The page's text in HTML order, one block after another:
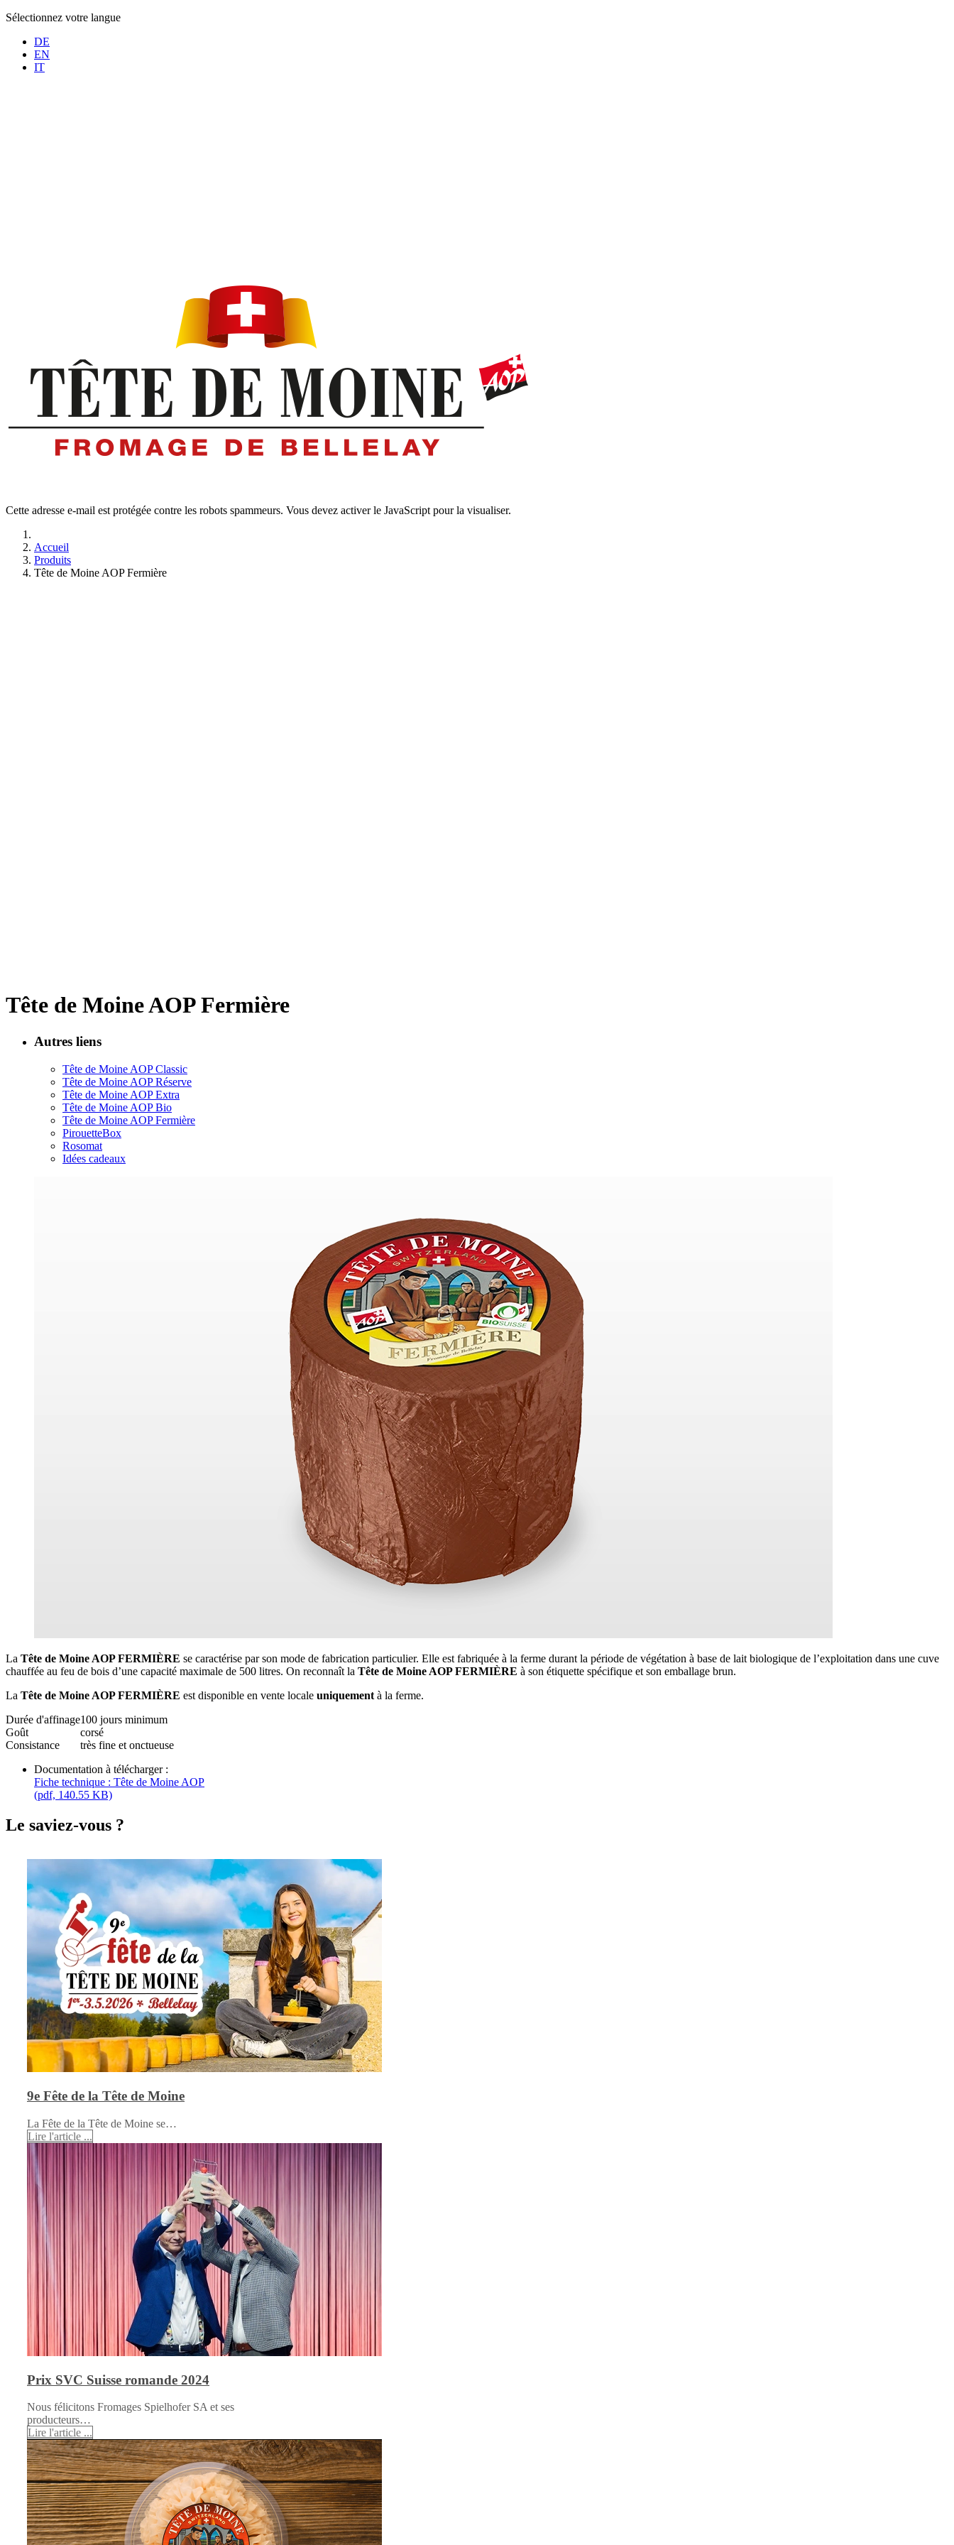
Sélectionnez votre langue
DE
EN
IT
Cette adresse e-mail est protégée contre les robots spammeurs. Vous devez activer le JavaScript pour la visualiser.
Accueil
Produits
Tête de Moine AOP Fermière
Tête de Moine AOP Fermière
Autres liens
Tête de Moine AOP Classic
Tête de Moine AOP Réserve
Tête de Moine AOP Extra
Tête de Moine AOP Bio
Tête de Moine AOP Fermière
PirouetteBox
Rosomat
Idées cadeaux
La Tête de Moine AOP FERMIÈRE se caractérise par son mode de fabrication particulier. Elle est fabriquée à la ferme durant la période de végétation à base de lait biologique de l’exploitation dans une cuve
chauffée au feu de bois d’une capacité maximale de 500 litres. On reconnaît la Tête de Moine AOP FERMIÈRE à son étiquette spécifique et son emballage brun.
La Tête de Moine AOP FERMIÈRE est disponible en vente locale uniquement à la ferme.
Durée d'affinage100 jours minimum
Goût
corsé
Consistance
très fine et onctueuse
Documentation à télécharger :
Fiche technique : Tête de Moine AOP
(pdf, 140.55 KB)
Le saviez-vous ?
9e Fête de la Tête de Moine
La Fête de la Tête de Moine se…
Lire l'article ...
Prix SVC Suisse romande 2024
Nous félicitons Fromages Spielhofer SA et ses
producteurs…
Lire l'article ...